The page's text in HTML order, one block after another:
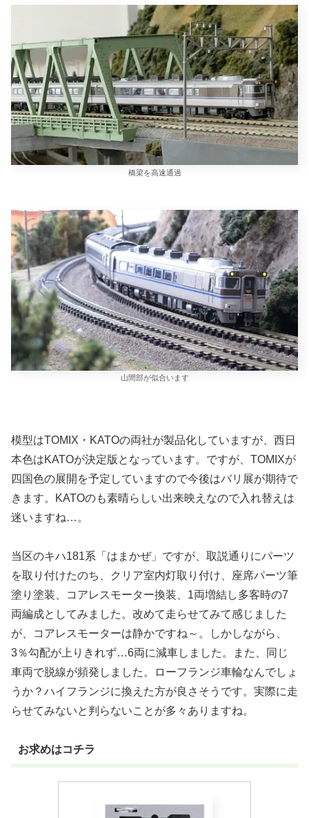
橋梁を高速通過
山間部が似合います
模型はTOMIX・KATOの両社が製品化していますが、西日
本色はKATOが決定版となっています。ですが、TOMIXが
四国色の展開を予定していますので今後はバリ展が期待で
きます。KATOのも素晴らしい出来映えなので入れ替えは
迷いますね…。
当区のキハ181系「はまかぜ」ですが、取説通りにパーツ
を取り付けたのち、クリア室内灯取り付け、座席パーツ筆
塗り塗装、コアレスモーター換装、1両増結し多客時の7
両編成としてみました。改めて走らせてみて感じました
が、コアレスモーターは静かですね～。しかしながら、
3％勾配が上りきれず…6両に減車しました。また、同じ
車両で脱線が頻発しました。ローフランジ車輪なんでしょ
うか？ハイフランジに換えた方が良さそうです。実際に走
らせてみないと判らないことが多々ありますね。
お求めはコチラ